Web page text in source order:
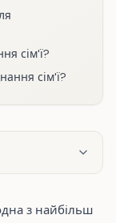
сім'ї?
сім'ї?
з найбільш